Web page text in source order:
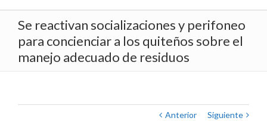
Se reactivan socializaciones y perifoneo
para concienciar a los quiteños sobre el
manejo adecuado de residuos
Anterior Siguiente